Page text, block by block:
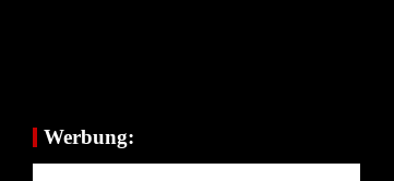
Werbung: